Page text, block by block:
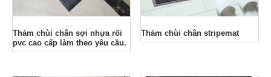
Thảm chùi chân sợi nhựa rối
pvc cao cấp làm theo yêu cầu.
Thảm chùi chân stripemat